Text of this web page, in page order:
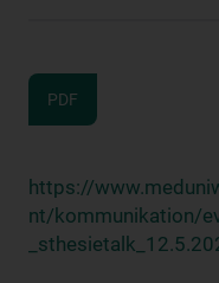
PDF
https://
nt/kommunikation/